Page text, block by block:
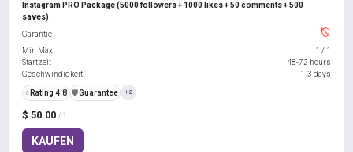
Instagram PRO Package (5000 followers + 1000 likes + 50 comments + 500
saves)
$ 50.00 / 1
KAUFEN
Garantie
Min Max
1 / 1
Startzeit
48-72 hours
Geschwindigkeit
1-3 days
⭐ Rating 4.8 ️🛡️Guarantee +2